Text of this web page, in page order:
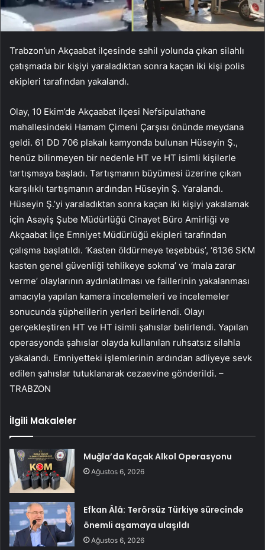
Trabzon’un Akçaabat ilçesinde sahil yolunda çıkan silahlı
çatışmada bir kişiyi yaraladıktan sonra kaçan iki kişi polis
ekipleri tarafından yakalandı.
Olay, 10 Ekim’de Akçaabat ilçesi Nefsipulathane
mahallesindeki Hamam Çimeni Çarşısı önünde meydana
geldi. 61 DD 706 plakalı kamyonda bulunan Hüseyin Ş.,
henüz bilinmeyen bir nedenle HT ve HT isimli kişilerle
tartışmaya başladı. Tartışmanın büyümesi üzerine çıkan
karşılıklı tartışmanın ardından Hüseyin Ş. Yaralandı.
Hüseyin Ş.’yi yaraladıktan sonra kaçan iki kişiyi yakalamak
için Asayiş Şube Müdürlüğü Cinayet Büro Amirliği ve
Akçaabat İlçe Emniyet Müdürlüğü ekipleri tarafından
çalışma başlatıldı. ‘Kasten öldürmeye teşebbüs’, ‘6136 SKM
kasten genel güvenliği tehlikeye sokma’ ve ‘mala zarar
verme’ olaylarının aydınlatılması ve faillerinin yakalanması
amacıyla yapılan kamera incelemeleri ve incelemeler
sonucunda şüphelilerin yerleri belirlendi. Olayı
gerçekleştiren HT ve HT isimli şahıslar belirlendi. Yapılan
operasyonda şahıslar olayda kullanılan ruhsatsız silahla
yakalandı. Emniyetteki işlemlerinin ardından adliyeye sevk
edilen şahıslar tutuklanarak cezaevine gönderildi. –
TRABZON
İlgili Makaleler
Muğla’da Kaçak Alkol Operasyonu
Ağustos 6, 2026
Efkan Âlâ: Terörsüz Türkiye sürecinde
önemli aşamaya ulaşıldı
Ağustos 6, 2026